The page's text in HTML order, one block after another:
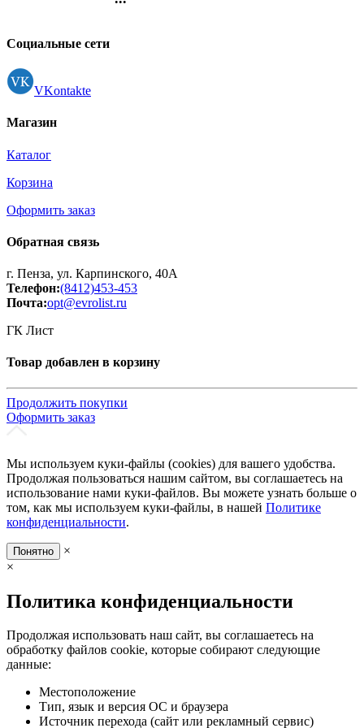
арт.4135312 (Ст.)
Регистрация
Социальные сети
VKontakte
Магазин
Каталог
Корзина
Оформить заказ
Обратная связь
г. Пенза, ул. Карпинского, 40А
Телефон:(8412)453-453
Почта:opt@evrolist.ru
ГК Лист
Товар добавлен в корзину
Продолжить покупки
Оформить заказ
Мы используем куки-файлы (cookies) для вашего удобства.
Продолжая пользоваться нашим сайтом, вы соглашаетесь на
использование нами куки-файлов. Вы можете узнать больше о
том, как мы используем куки-файлы, в нашей Политике
конфиденциальности.
Понятно
×
×
Политика конфиденциальности
Продолжая использовать наш сайт, вы соглашаетесь на
обработку файлов cookie, которые собирают следующие
данные:
Местоположение
Тип, язык и версия ОС и браузера
Источник перехода (сайт или рекламный сервис)